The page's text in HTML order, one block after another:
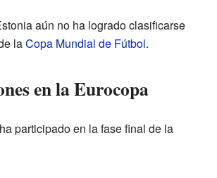
aún no ha logrado clasificarse
laCopa Mundial de Fútbol.
en la Eurocopa
participado en la fase final de la